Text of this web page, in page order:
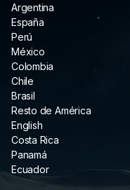
Argentina
España
Perú
México
Colombia
Chile
Brasil
Resto de América
English
Costa Rica
Panamá
Ecuador